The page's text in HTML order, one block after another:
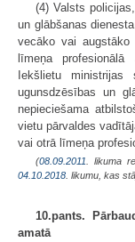
(4) Valsts
un glābšanas
vecāko vai
līmeņa
Iekšlietu
ugunsdzēsības un
nepieciešama
vietu pārvaldes
vai otrā līmeņa
(08.09.2011 . likuma
04.10.2018 . likumu, kas
10.pants.
amatā